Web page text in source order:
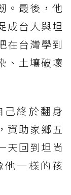
。最後，他
成台大與坦
在台灣學到
、土壤破壞
終於翻身
資助家鄉五
天回到坦尚
一樣的孩